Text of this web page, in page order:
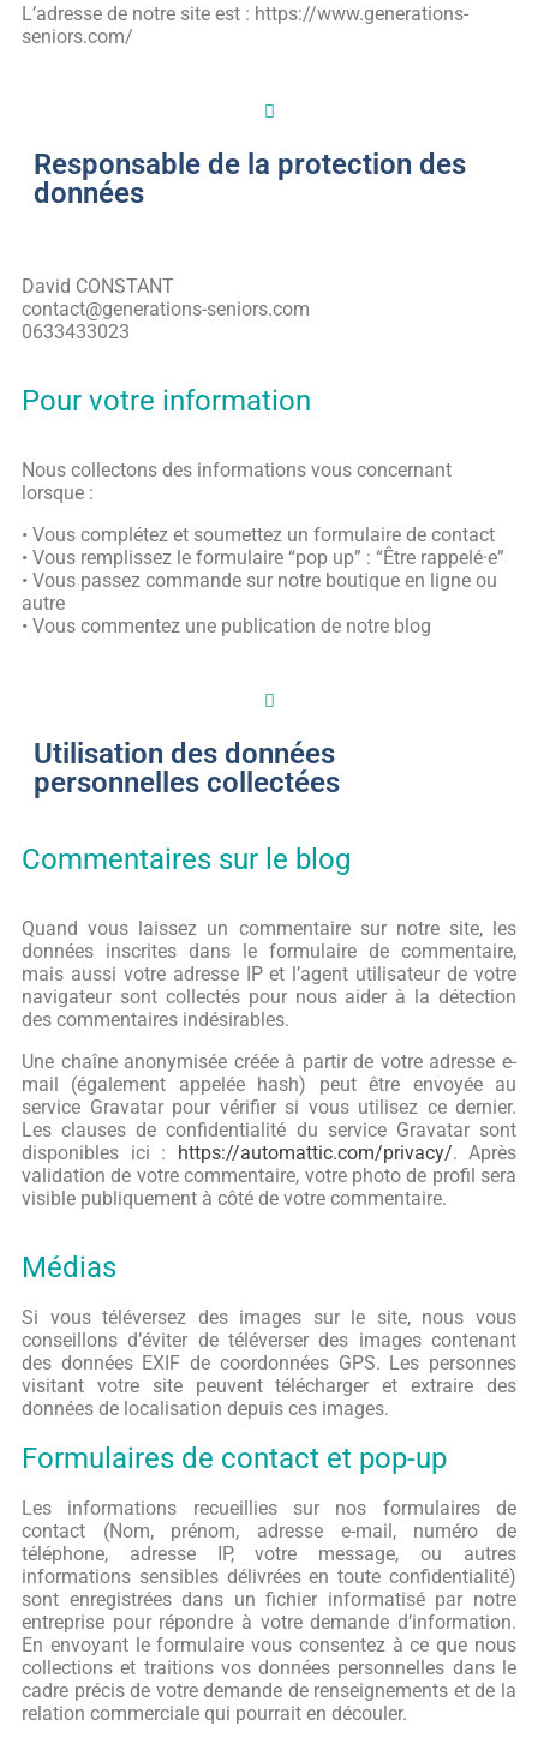
L’adresse de notre site est : https://www.generations-
seniors.com/
Responsable de la protection des
données
David CONSTANT
contact@generations-seniors.com
0633433023
Pour votre information
Nous collectons des informations vous concernant
lorsque :
• Vous complétez et soumettez un formulaire de contact
• Vous remplissez le formulaire “pop up” : “Être rappelé·e”
• Vous passez commande sur notre boutique en ligne ou
autre
• Vous commentez une publication de notre blog
Utilisation des données
personnelles collectées
Commentaires sur le blog
Quand vous laissez un commentaire sur notre site, les
données inscrites dans le formulaire de commentaire,
mais aussi votre adresse IP et l’agent utilisateur de votre
navigateur sont collectés pour nous aider à la détection
des commentaires indésirables.
Une chaîne anonymisée créée à partir de votre adresse e-
mail (également appelée hash) peut être envoyée au
service Gravatar pour vérifier si vous utilisez ce dernier.
Les clauses de confidentialité du service Gravatar sont
disponibles ici : https://automattic.com/privacy/. Après
validation de votre commentaire, votre photo de profil sera
visible publiquement à côté de votre commentaire.
Médias
Si vous téléversez des images sur le site, nous vous
conseillons d’éviter de téléverser des images contenant
des données EXIF de coordonnées GPS. Les personnes
visitant votre site peuvent télécharger et extraire des
données de localisation depuis ces images.
Formulaires de contact et pop-up
Les informations recueillies sur nos formulaires de
contact (Nom, prénom, adresse e-mail, numéro de
téléphone, adresse IP, votre message, ou autres
informations sensibles délivrées en toute confidentialité)
sont enregistrées dans un fichier informatisé par notre
entreprise pour répondre à votre demande d’information.
En envoyant le formulaire vous consentez à ce que nous
collections et traitions vos données personnelles dans le
cadre précis de votre demande de renseignements et de la
relation commerciale qui pourrait en découler.